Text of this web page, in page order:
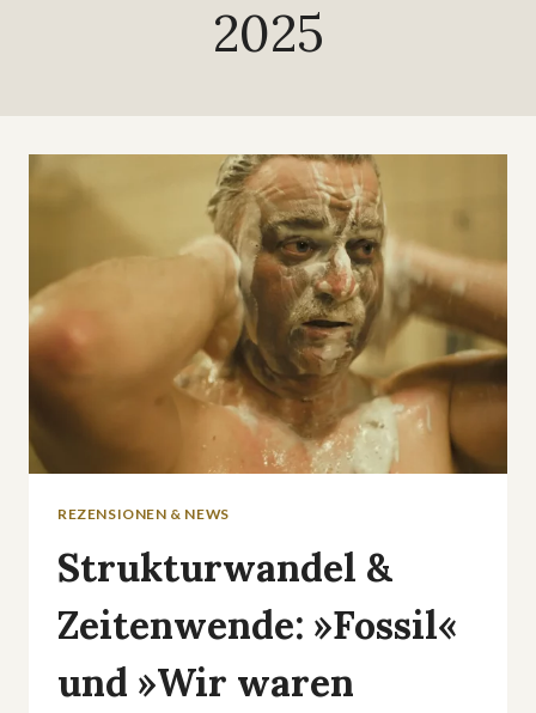
2025
REZENSIONEN & NEWS
Strukturwandel &
Zeitenwende: »Fossil«
und »Wir waren